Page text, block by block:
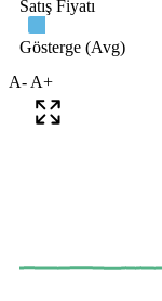
A- A+